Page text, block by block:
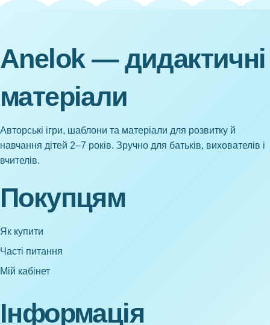
Anelok — дидактичні
матеріали
Авторські ігри, шаблони та матеріали для розвитку й
навчання дітей 2–7 років. Зручно для батьків, вихователів і
вчителів.
Покупцям
Як купити
Часті питання
Мій кабінет
Інформація